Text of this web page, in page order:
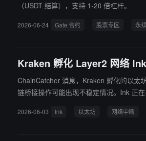
（USDT 结算），支持 1-20 倍杠杆。
2026-06-24 Gate 合约 股票专区 永
Kraken 孵化 Layer2 网络
ChainCatcher 消息，Kraken 孵化的以太坊 Layer 2
链桥接操作可能出现不稳定情况。Ink 正
2026-06-03 Ink 以太坊 网络中断